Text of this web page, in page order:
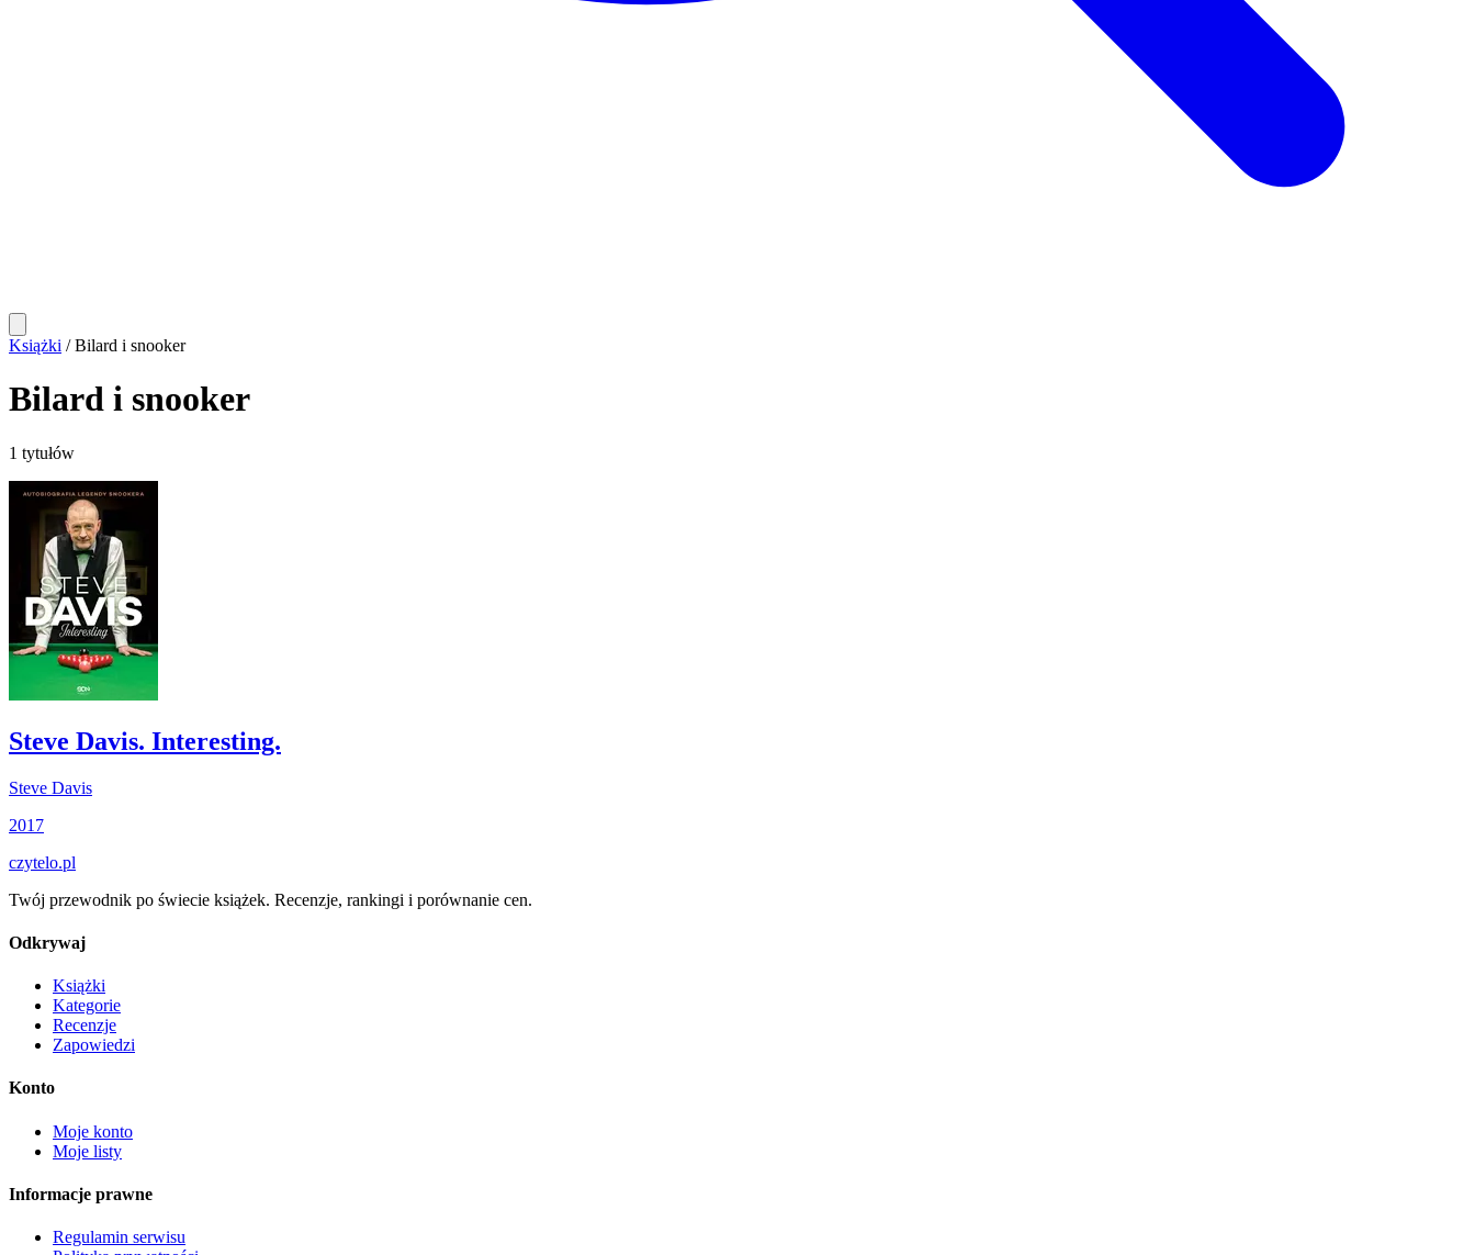
Książki / Bilard i snooker
Bilard i snooker
1 tytułów
Steve Davis. Interesting.
Steve Davis
2017
czytelo.pl
Twój przewodnik po świecie książek. Recenzje, rankingi i porównanie cen.
Odkrywaj
Książki
Kategorie
Recenzje
Zapowiedzi
Konto
Moje konto
Moje listy
Informacje prawne
Regulamin serwisu